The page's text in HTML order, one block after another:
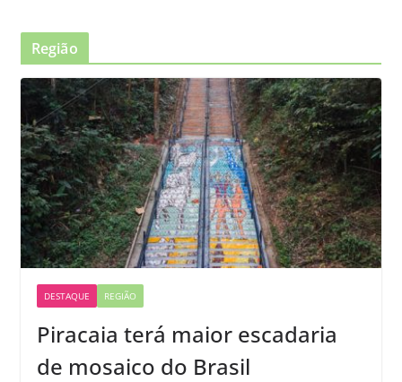
Região
DESTAQUE REGIÃO
Piracaia terá maior escadaria
de mosaico do Brasil